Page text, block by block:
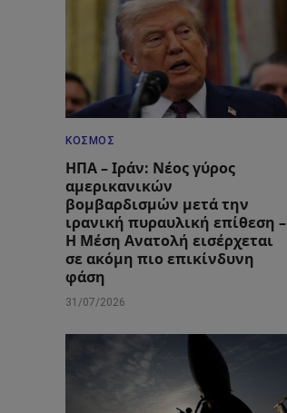
ΚΌΣΜΟΣ
ΗΠΑ – Ιράν: Νέος γύρος
αμερικανικών
βομβαρδισμών μετά την
ιρανική πυραυλική επίθεση –
Η Μέση Ανατολή εισέρχεται
σε ακόμη πιο επικίνδυνη
φάση
31/07/2026